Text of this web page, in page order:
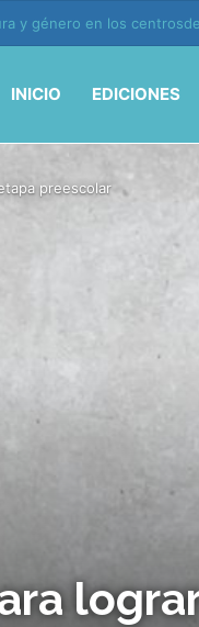
la era de la IA
INICIO EDICIONES
preescolar